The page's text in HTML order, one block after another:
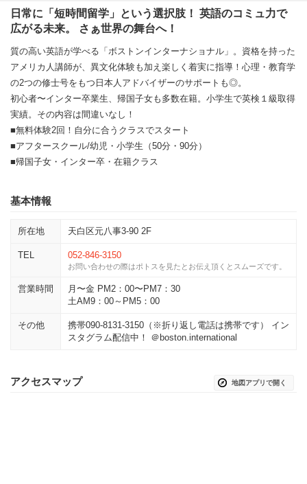
日常に「短時間留学」という選択肢！ 英語のコミュ力で
広がる未来。 さぁ世界の舞台へ！
質の高い英語が学べる「ボストンインターナショナル」。資格を持った
アメリカ人講師が、異文化体験も加え楽しく着実に指導！心理・教育学
の2つの修士号をもつ日本人アドバイザーのサポートも◎。
初心者〜インター卒業生、帰国子女も多数在籍。小学生で英検１級取得
実績。その内容は間違いなし！
■無料体験2回！自分に合うクラスでスタート
■アフタースクール/幼児・小学生（50分・90分）
■帰国子女・インター卒・在籍クラス
基本情報
所在地 天白区元八事3-90 2F
TEL 052-846-3150
お問い合わせの際はポトスを見たとお伝え頂くとスムーズです。
営業時間
月〜金 PM2：00〜PM7：30
土AM9：00～PM5：00
その他
携帯090-8131-3150（※折り返し電話は携帯です） イン
スタグラム配信中！ ＠boston.international
アクセスマップ 地図アプリで開く